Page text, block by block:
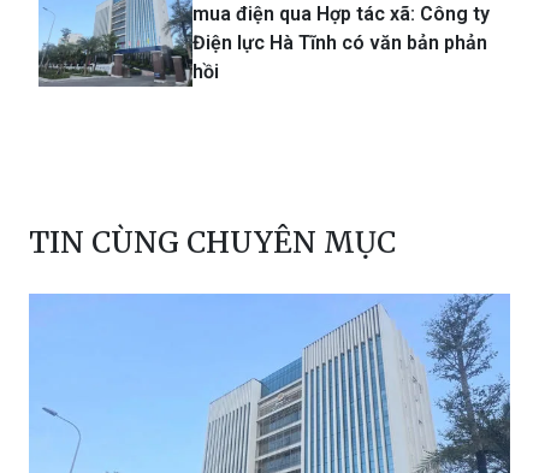
mua điện qua Hợp tác xã: Công ty
Điện lực Hà Tĩnh có văn bản phản
hồi
TIN CÙNG CHUYÊN MỤC